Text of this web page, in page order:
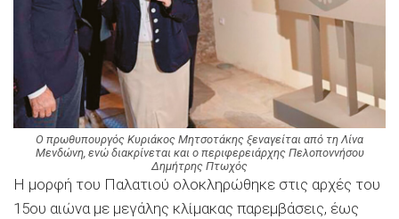
Ο πρωθυπουργός Κυριάκος Μητσοτάκης ξεναγείται από τη Λίνα
Μενδώνη, ενώ διακρίνεται και ο περιφερειάρχης Πελοποννήσου
Δημήτρης Πτωχός
Η μορφή του Παλατιού ολοκληρώθηκε στις αρχές του
15ου αιώνα με μεγάλης κλίμακας παρεμβάσεις, έως